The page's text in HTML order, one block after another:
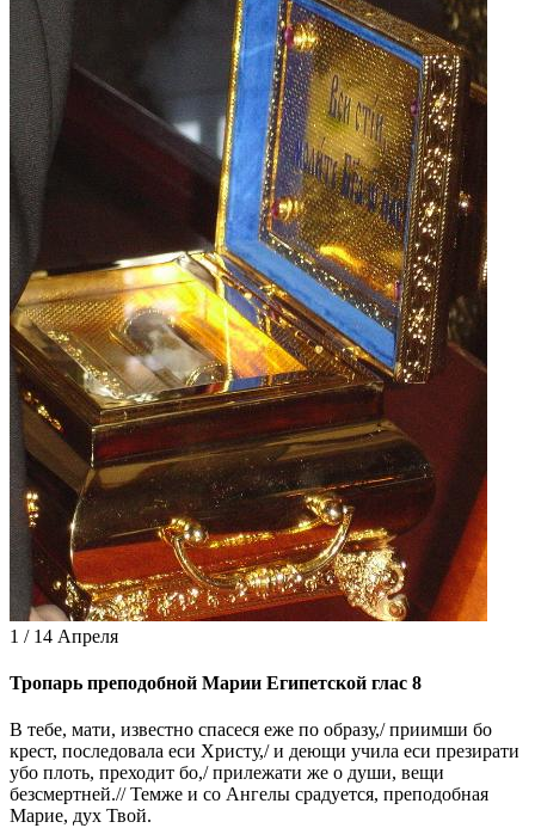
1 / 14 Апреля
Тропарь преподобной Марии Египетской глас 8
В тебе, мати, известно спасеся еже по образу,/ приимши бо
крест, последовала еси Христу,/ и деющи учила еси презирати
убо плоть, преходит бо,/ прилежати же о души, вещи
безсмертней.// Темже и со Ангелы срадуется, преподобная
Марие, дух Твой.